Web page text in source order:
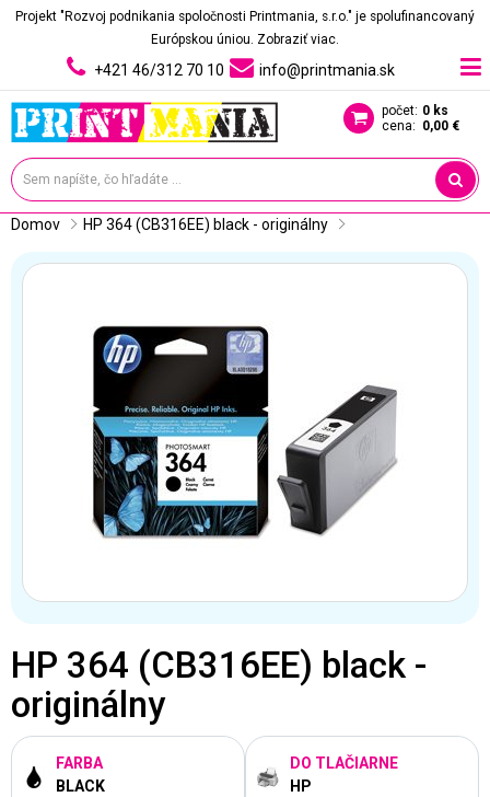
Projekt "Rozvoj podnikania spoločnosti Printmania, s.r.o." je spolufinancovaný
Európskou úniou. Zobraziť viac.
+421 46/312 70 10 info@printmania.sk
počet: 0 ks
cena: 0,00 €
Domov HP 364 (CB316EE) black - originálny
HP 364 (CB316EE) black -
originálny
FARBA
BLACK
DO TLAČIARNE
HP